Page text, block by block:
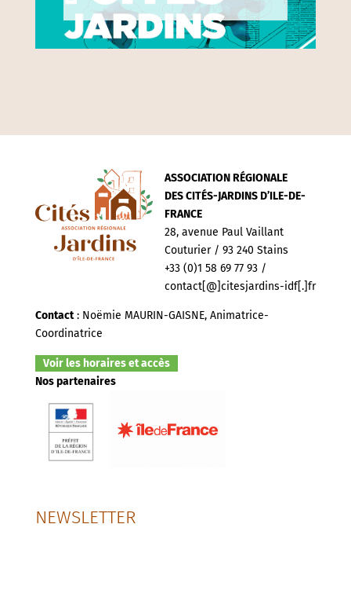
ASSOCIATION RÉGIONALE
DES CITÉS-JARDINS D’ILE-DE-
FRANCE
28, avenue Paul Vaillant
Couturier / 93 240 Stains
+33 (0)1 58 69 77 93 /
contact[@]citesjardins-idf[.]fr
Contact: Noëmie MAURIN-GAISNE, Animatrice-
Coordinatrice
Voir les horaires et accès
Nos partenaires
NEWSLETTER